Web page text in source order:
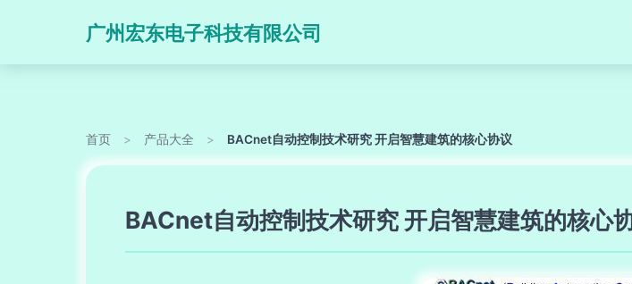
广州宏东电子科技有限公司
首页 > 产品大全 > BACnet自动控制技术研究 开启智慧建筑的核心协议
BACnet自动控制技术研究 开启智慧建筑的核心